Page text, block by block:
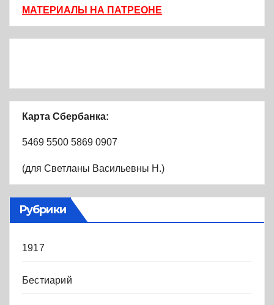
МАТЕРИАЛЫ НА ПАТРЕОНЕ
Карта Сбербанка:
5469 5500 5869 0907
(для Светланы Васильевны Н.)
Рубрики
1917
Бестиарий